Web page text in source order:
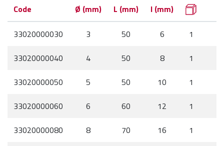
Code Ø (mm) L (mm) l (mm)
33020000030 3 50 6
1
33020000040
4 50 8
1
33020000050
5 50 10
1
33020000060
6 60 12
1
33020000080
8 70 16
1